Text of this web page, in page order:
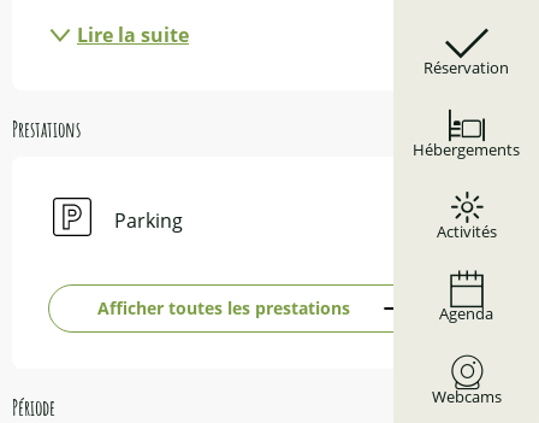
Réservation
Hébergements
Activités
Agenda
Webcams
Lire la suite
Prestations
Parking
Afficher toutes les prestations
Période